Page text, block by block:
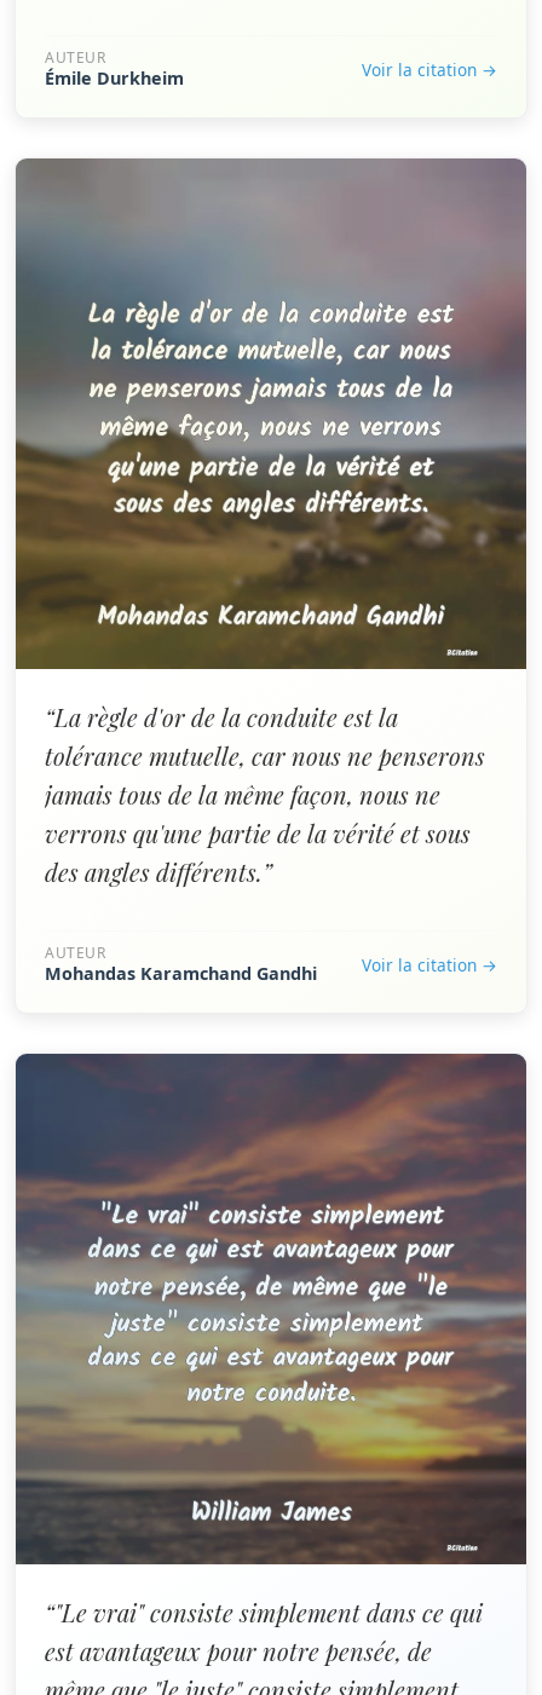
AUTEUR
Émile Durkheim Voir la citation →
“La règle d'or de la conduite est la
tolérance mutuelle, car nous ne penserons
jamais tous de la même façon, nous ne
verrons qu'une partie de la vérité et sous
des angles différents.”
AUTEUR
Mohandas Karamchand Gandhi Voir la citation →
“"Le vrai" consiste simplement dans ce qui
est avantageux pour notre pensée, de